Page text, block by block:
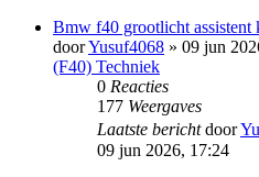
Bmw f40 grootlicht assistent
doorYusuf4068 » 09 jun
(F40) Techniek
0 Reacties
177 Weergaves
Laatste berichtdoor
09 jun 2026, 17:24